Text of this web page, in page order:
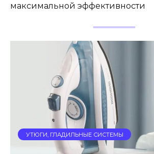
максимальной эффективности
УТЮГИ, ГЛАДИЛЬНЫЕ СИСТЕМЫ